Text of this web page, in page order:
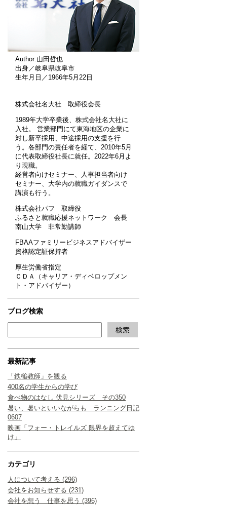
Author:山田哲也
出身／岐阜県岐阜市
生年月日／1966年5月22日
株式会社名大社 取締役会長
1989年大学卒業後、株式会社名大社に
入社。 営業部門にて東海地区の企業に
対し新卒採用、中途採用の支援を行
う。各部門の責任者を経て、2010年5月
に代表取締役社長に就任。2022年6月よ
り現職。
経営者向けセミナー、人事担当者向け
セミナー、大学内の就職ガイダンスで
講演も行う。
株式会社パフ 取締役
ふるさと就職応援ネットワーク 会長
南山大学 非常勤講師
FBAAファミリービジネスアドバイザー
資格認定証保持者
厚生労働省指定
ＣＤＡ（キャリア・ディベロップメン
ト・アドバイザー）
ブログ検索
最新記事
「鉄槌教師」を観る
400名の学生からの学び
食べ物のはなし 伏見シリーズ その350
暑い、暑いといいながらも ランニング日記
0607
映画「フォー・トレイルズ 限界を超えてゆ
け」
カテゴリ
人について考える (296)
会社をお知らせする (231)
会社を想う 仕事を思う (396)